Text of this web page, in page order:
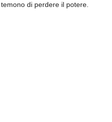
di perdere il potere.